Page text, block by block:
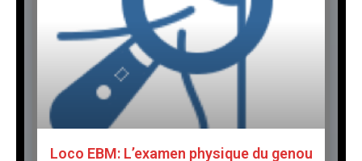
Loco EBM: L’examen physique du genou